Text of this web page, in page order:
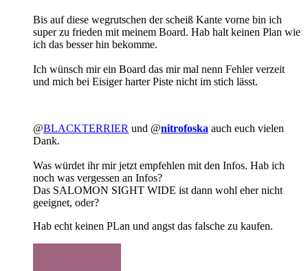
Bis auf diese wegrutschen der scheiß Kante vorne bin ich
super zu frieden mit meinem Board. Hab halt keinen Plan wie
ich das besser hin bekomme.
Ich wünsch mir ein Board das mir mal nenn Fehler verzeit
und mich bei Eisiger harter Piste nicht im stich lässt.
@BLACKTERRIER und @nitrofoska auch euch vielen
Dank.
Was würdet ihr mir jetzt empfehlen mit den Infos. Hab ich
noch was vergessen an Infos?
Das SALOMON SIGHT WIDE ist dann wohl eher nicht
geeignet, oder?
Hab echt keinen PLan und angst das falsche zu kaufen.